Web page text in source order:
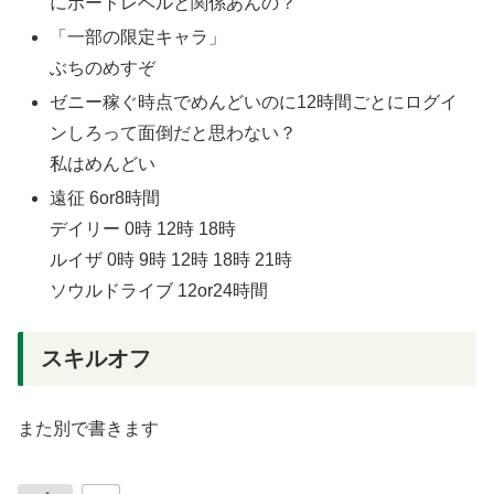
「一部の限定キャラ」
ぶちのめすぞ
ゼニー稼ぐ時点でめんどいのに12時間ごとにログイ
ンしろって面倒だと思わない？
私はめんどい
遠征 6or8時間
デイリー 0時 12時 18時
ルイザ 0時 9時 12時 18時 21時
ソウルドライブ 12or24時間
スキルオフ
また別で書きます